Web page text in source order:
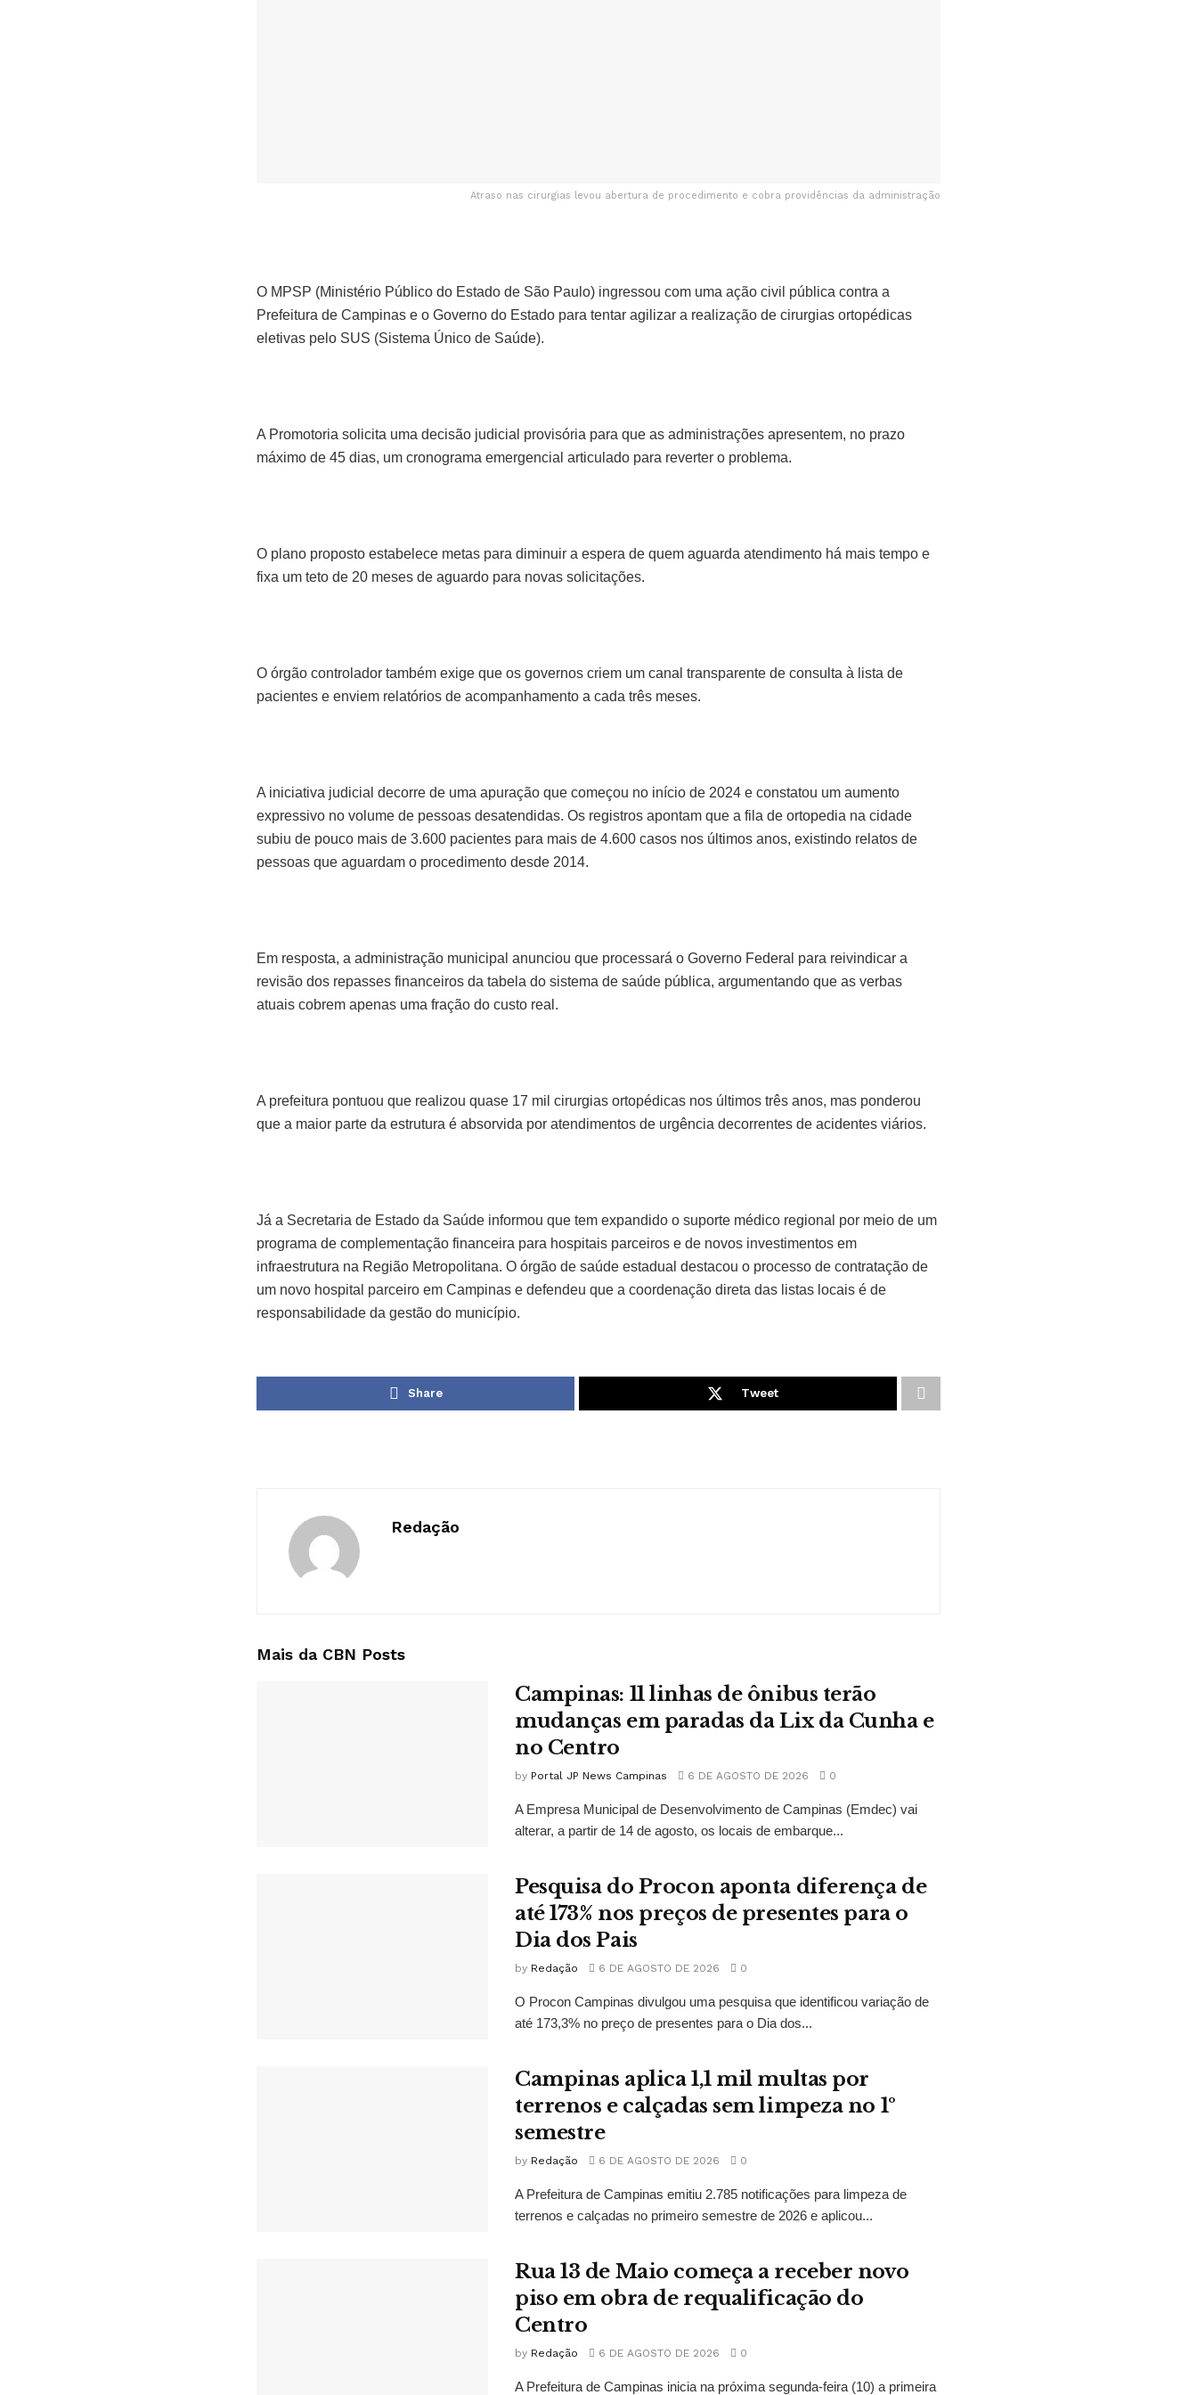
Atraso nas cirurgias levou abertura de procedimento e cobra providências da administração
O MPSP (Ministério Público do Estado de São Paulo) ingressou com uma ação civil pública contra a
Prefeitura de Campinas e o Governo do Estado para tentar agilizar a realização de cirurgias ortopédicas
eletivas pelo SUS (Sistema Único de Saúde).
A Promotoria solicita uma decisão judicial provisória para que as administrações apresentem, no prazo
máximo de 45 dias, um cronograma emergencial articulado para reverter o problema.
O plano proposto estabelece metas para diminuir a espera de quem aguarda atendimento há mais tempo e
fixa um teto de 20 meses de aguardo para novas solicitações.
O órgão controlador também exige que os governos criem um canal transparente de consulta à lista de
pacientes e enviem relatórios de acompanhamento a cada três meses.
A iniciativa judicial decorre de uma apuração que começou no início de 2024 e constatou um aumento
expressivo no volume de pessoas desatendidas. Os registros apontam que a fila de ortopedia na cidade
subiu de pouco mais de 3.600 pacientes para mais de 4.600 casos nos últimos anos, existindo relatos de
pessoas que aguardam o procedimento desde 2014.
Em resposta, a administração municipal anunciou que processará o Governo Federal para reivindicar a
revisão dos repasses financeiros da tabela do sistema de saúde pública, argumentando que as verbas
atuais cobrem apenas uma fração do custo real.
A prefeitura pontuou que realizou quase 17 mil cirurgias ortopédicas nos últimos três anos, mas ponderou
que a maior parte da estrutura é absorvida por atendimentos de urgência decorrentes de acidentes viários.
Já a Secretaria de Estado da Saúde informou que tem expandido o suporte médico regional por meio de um
programa de complementação financeira para hospitais parceiros e de novos investimentos em
infraestrutura na Região Metropolitana. O órgão de saúde estadual destacou o processo de contratação de
um novo hospital parceiro em Campinas e defendeu que a coordenação direta das listas locais é de
responsabilidade da gestão do município.
Share Tweet
Redação
Mais da CBN Posts
Campinas: 11 linhas de ônibus terão
mudanças em paradas da Lix da Cunha e
no Centro
by Portal JP News Campinas 6 DE AGOSTO DE 2026 0
A Empresa Municipal de Desenvolvimento de Campinas (Emdec) vai
alterar, a partir de 14 de agosto, os locais de embarque...
Pesquisa do Procon aponta diferença de
até 173% nos preços de presentes para o
Dia dos Pais
by Redação 6 DE AGOSTO DE 2026 0
O Procon Campinas divulgou uma pesquisa que identificou variação de
até 173,3% no preço de presentes para o Dia dos...
Campinas aplica 1,1 mil multas por
terrenos e calçadas sem limpeza no 1º
semestre
by Redação 6 DE AGOSTO DE 2026 0
A Prefeitura de Campinas emitiu 2.785 notificações para limpeza de
terrenos e calçadas no primeiro semestre de 2026 e aplicou...
Rua 13 de Maio começa a receber novo
piso em obra de requalificação do
Centro
by Redação 6 DE AGOSTO DE 2026 0
A Prefeitura de Campinas inicia na próxima segunda-feira (10) a primeira